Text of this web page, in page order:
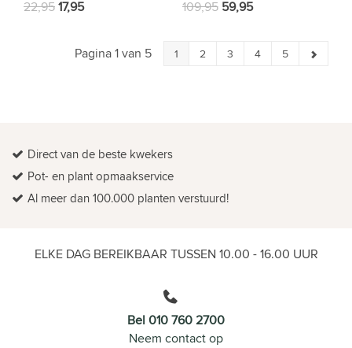
22,9517,95 109,95 59,95
Pagina 1 van 5 1 2 3 4 5
Direct van de beste kwekers
Pot- en plant opmaakservice
Al meer dan 100.000 planten verstuurd!
ELKE DAG BEREIKBAAR TUSSEN 10.00 - 16.00 UUR
Bel 010 760 2700
Neem contact op